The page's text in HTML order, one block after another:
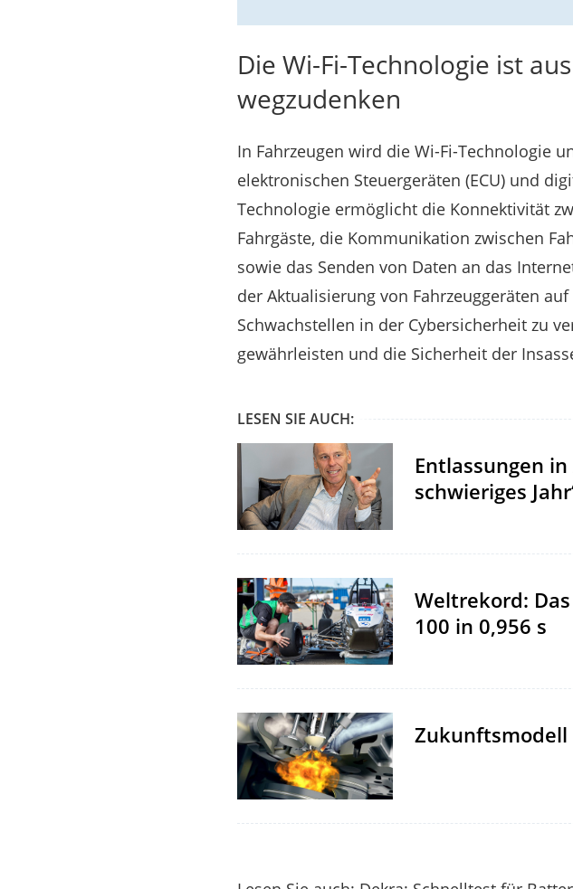
Die Wi-Fi-Technologie ist
wegzudenken
In Fahrzeugen wird die Wi-Fi-Technologie
elektronischen Steuergeräten (ECU) und
Technologie ermöglicht die Konnektivität
Fahrgäste, die Kommunikation zwischen
sowie das Senden von Daten an das
der Aktualisierung von Fahrzeuggeräten
Schwachstellen in der Cybersicherheit zu
gewährleisten und die Sicherheit der
LESEN SIE AUCH:
Entlassungen
schwieriges
Weltrekord:
100 in 0,956 s